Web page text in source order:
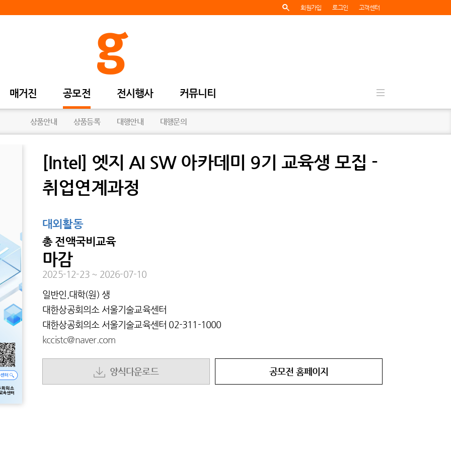
회원가입 로그인 고객센터
매거진 공모전 전시행사 커뮤니티
상품안내 상품등록 대행안내 대행문의
[Intel] 엣지 AI SW 아카데미 9기 교육생 모집 -
취업연계과정
대외활동
총 전액국비교육
마감
2025-12-23 ~ 2026-07-10
일반인,대학(원) 생
대한상공회의소 서울기술교육센터
대한상공회의소 서울기술교육센터 02-311-1000
kccistc@naver.com
양식다운로드 공모전 홈페이지